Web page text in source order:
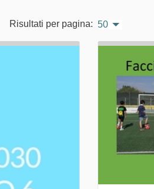
Risultati per pagina: 50